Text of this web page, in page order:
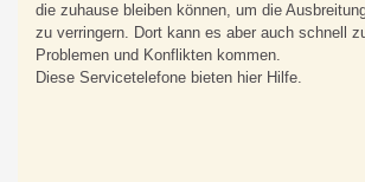
die zuhause bleiben können, um die
zu verringern. Dort kann es aber auch schnell
Problemen und Konflikten kommen.
Diese Servicetelefone bieten hier Hilfe.